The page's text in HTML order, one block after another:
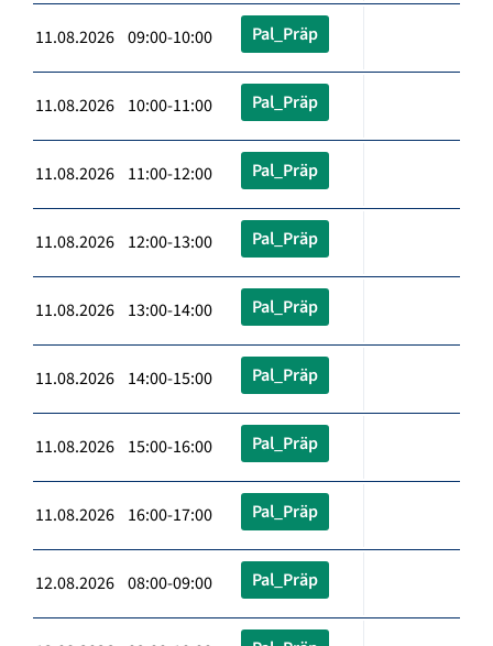
11.08.2026 09:00-10:00 Pal_Präp
11.08.2026 10:00-11:00 Pal_Präp
11.08.2026 11:00-12:00 Pal_Präp
11.08.2026 12:00-13:00 Pal_Präp
11.08.2026 13:00-14:00 Pal_Präp
11.08.2026 14:00-15:00 Pal_Präp
11.08.2026 15:00-16:00 Pal_Präp
11.08.2026 16:00-17:00 Pal_Präp
12.08.2026 08:00-09:00 Pal_Präp